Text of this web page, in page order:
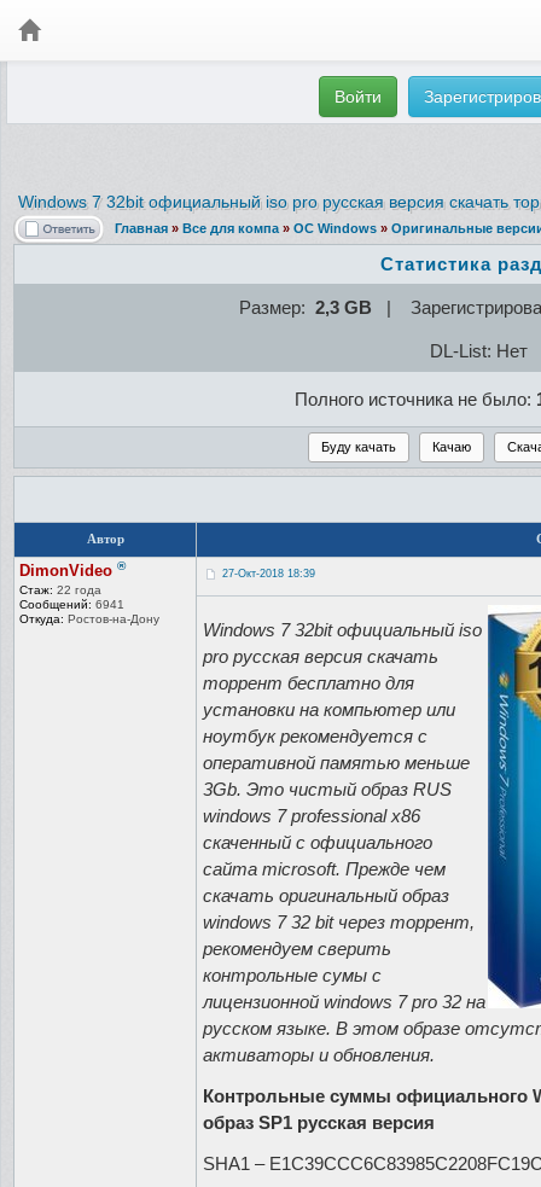
Войти
Windows 7 32bit официальный iso pro русская версия скачать
Главная » Все для компа » ОС Windows » Оригинальные
Статистика
Размер: 2,3 GB |
DL-List: Нет
Полного источника не было:
Автор
DimonVideo ®
Стаж: 22 года
Сообщений: 6941
Откуда: Ростов-на-Дону
27-Окт-2018 18:39
Windows 7 32bit официальный iso
pro русская версия скачать
торрент бесплатно для
установки на компьютер или
ноутбук рекомендуется с
оперативной памятью меньше
3Gb. Это чистый образ RUS
windows 7 professional x86
скаченный с официального
сайта microsoft. Прежде чем
скачать оригинальный образ
windows 7 32 bit через торрент,
рекомендуем сверить
контрольные сумы с
лицензионной windows 7 pro 32 на
русском языке. В этом образе
активаторы и обновления.
Контрольные суммы официального
образ SP1 русская версия
SHA1 –